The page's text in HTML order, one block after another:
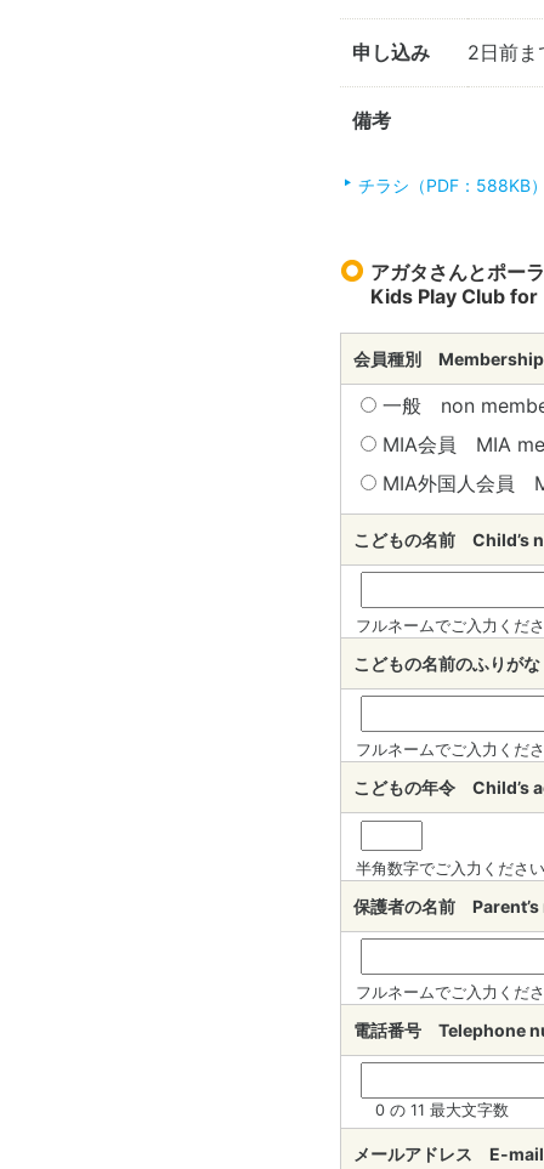
申し込み 2日前ま
備考
チラシ（PDF：588KB
アガタさんとポー
Kids Play Club
会員種別
一般 non
MIA会員 MIA
MIA外国人会員
こどもの名前 Child’s
フルネームでご入力くだ
こどもの名前のふりが
フルネームでご入力くだ
こどもの年令 Child’s
半角数字でご入力くださ
保護者の名前
フルネームでご入力くだ
電話番号 Telephone
0 の 11 最大文字数
メールアドレス E-